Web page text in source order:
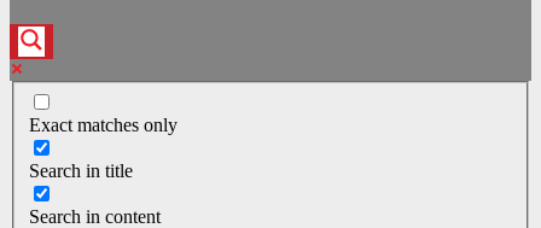
Exact matches only
Search in title
Search in content